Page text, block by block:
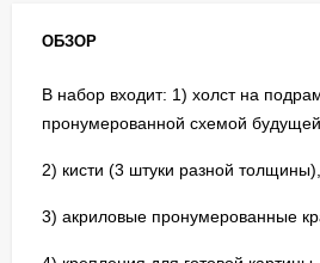
ОБЗОР
В набор входит: 1) холст на
пронумерованной схемой
2) кисти (3 штуки разной толщины),
3) акриловые пронумерованные